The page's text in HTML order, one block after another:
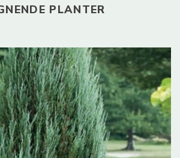
PLANTER